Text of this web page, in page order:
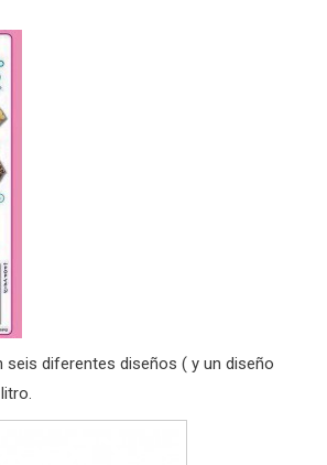
seis diferentes diseños ( y un diseño